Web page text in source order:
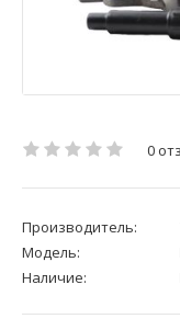
0
Производитель:
Модель:
Наличие: